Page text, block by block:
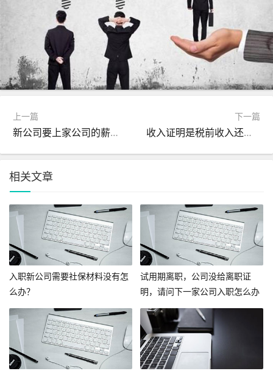
上一篇
新公司要上家公司的薪资证明合理吗?
下一篇
收入证明是税前收入还是税后收入?
相关文章
入职新公司需要社保材料没有怎
么办？
试用期离职，公司没给离职证
明，请问下一家公司入职怎么办
呢？